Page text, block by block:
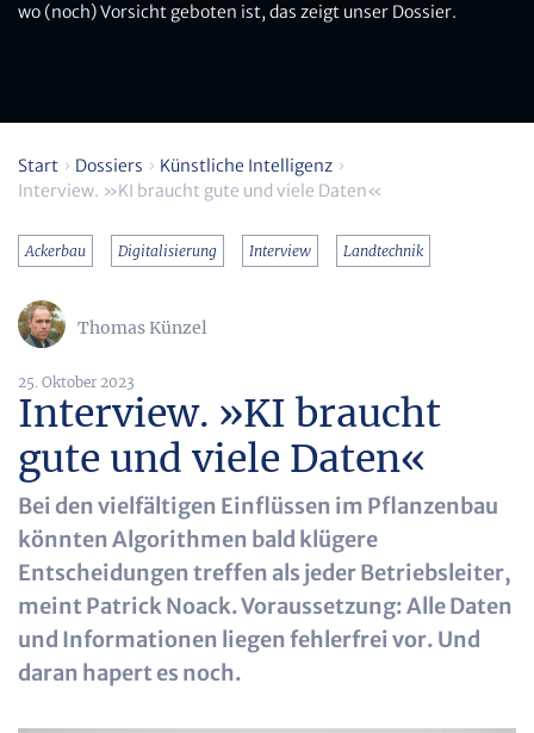
wo (noch) Vorsicht geboten ist, das zeigt unser Dossier.
Start Dossiers
Künstliche Intelligenz
Interview. »KI braucht gute und viele Daten«
Ackerbau Digitalisierung Interview Landtechnik
Thomas Künzel
25. Oktober 2023
Interview. »KI braucht
gute und viele Daten«
Bei den vielfältigen Einflüssen im Pflanzenbau
könnten Algorithmen bald klügere
Entscheidungen treffen als jeder Betriebsleiter,
meint Patrick Noack. Voraussetzung: Alle Daten
und Informationen liegen fehlerfrei vor. Und
daran hapert es noch.